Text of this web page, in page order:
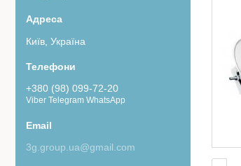
Київ, Україна
+380 (98) 099-72-20
Viber Telegram WhatsApp
3g.group.ua@gmail.com